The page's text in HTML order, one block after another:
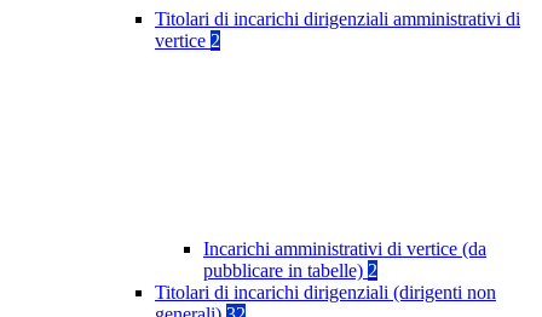
Titolari di incarichi dirigenziali amministrativi di
vertice 2
Incarichi amministrativi di vertice (da
pubblicare in tabelle) 2
Titolari di incarichi dirigenziali (dirigenti non